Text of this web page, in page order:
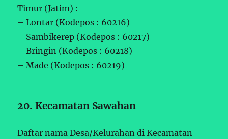
Timur (Jatim) :
– Lontar (Kodepos : 60216)
– Sambikerep (Kodepos : 60217)
– Bringin (Kodepos : 60218)
– Made (Kodepos : 60219)
20. Kecamatan Sawahan
Daftar nama Desa/Kelurahan di Kecamatan